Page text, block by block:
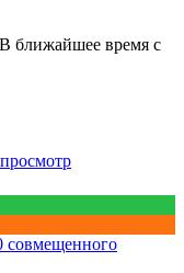
ближайшее время с